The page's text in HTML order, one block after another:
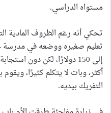
مستواه الدراسي.
تحكي أنه رغم الظروف المادية
تعليم صغيره ووضعه في
إلى 150 دولارًا، لكن دون
أكثر، وبات لا يتكلم كثيرًا،
التفريك بيديه.